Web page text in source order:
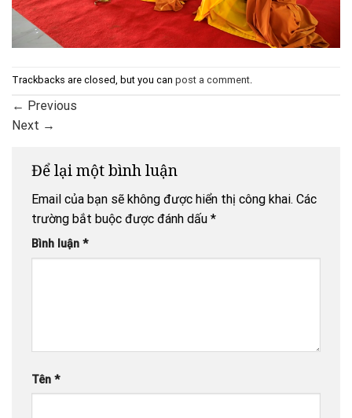
Trackbacks are closed, but you can post a comment.
← Previous
Next →
Để lại một bình luận
Email của bạn sẽ không được hiển thị công khai. Các
trường bắt buộc được đánh dấu *
Bình luận *
Tên *